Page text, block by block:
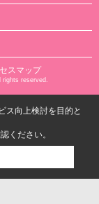
スマップ
reserved.
ス向上検討を目的と
ください。